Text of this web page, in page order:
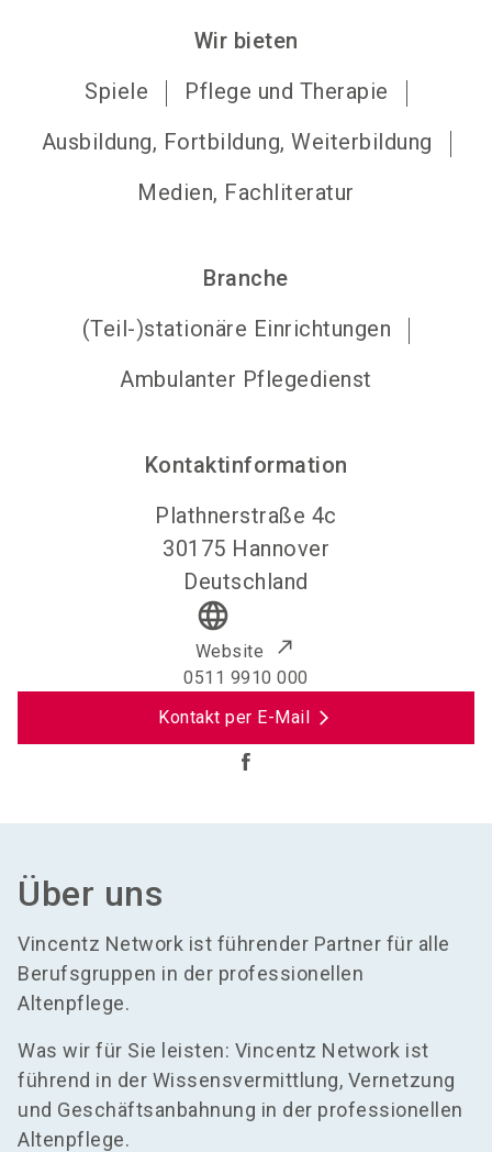
Wir bieten
Spiele
Pflege und Therapie
Ausbildung, Fortbildung, Weiterbildung
Medien, Fachliteratur
Branche
(Teil-)stationäre Einrichtungen
Ambulanter Pflegedienst
Kontaktinformation
Plathnerstraße 4c
30175 Hannover
Deutschland
language
Website
0511 9910 000
Kontakt per E-Mail
Über uns
Vincentz Network ist führender Partner für alle
Berufsgruppen in der professionellen
Altenpflege.
Was wir für Sie leisten: Vincentz Network ist
führend in der Wissensvermittlung, Vernetzung
und Geschäftsanbahnung in der professionellen
Altenpflege.